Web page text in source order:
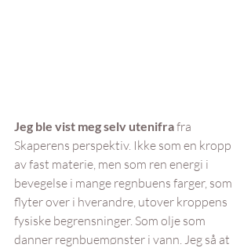
Jeg ble vist meg selv utenifra fra
Skaperens perspektiv. Ikke som en kropp
av fast materie, men som ren energi i
bevegelse i mange regnbuens farger, som
flyter over i hverandre, utover kroppens
fysiske begrensninger. Som olje som
danner regnbuemønster i vann. Jeg så at